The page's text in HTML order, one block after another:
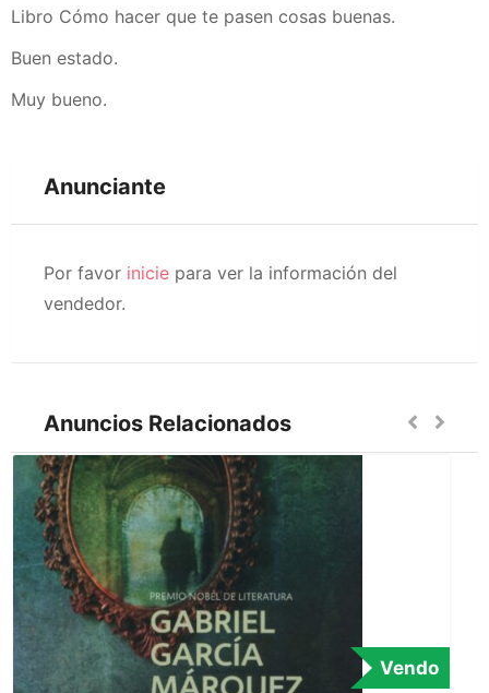
Libro Cómo hacer que te pasen cosas buenas.
Buen estado.
Muy bueno.
Anunciante
Por favor inicie para ver la información del
vendedor.
Anuncios Relacionados
Vendo